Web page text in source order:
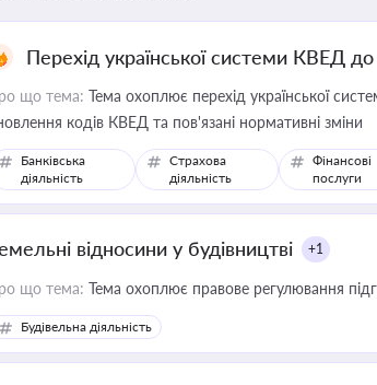
Перехід української системи КВЕД до
що тема: Тема охоплює перехід української
кодів КВЕД та пов'язані нормативні зміни
Банківська
діяльність
Страхова
діяльність
Фінансові
послуги
відносини у будівництві +1
що тема: Тема охоплює правове регулювання
Будівельна діяльність